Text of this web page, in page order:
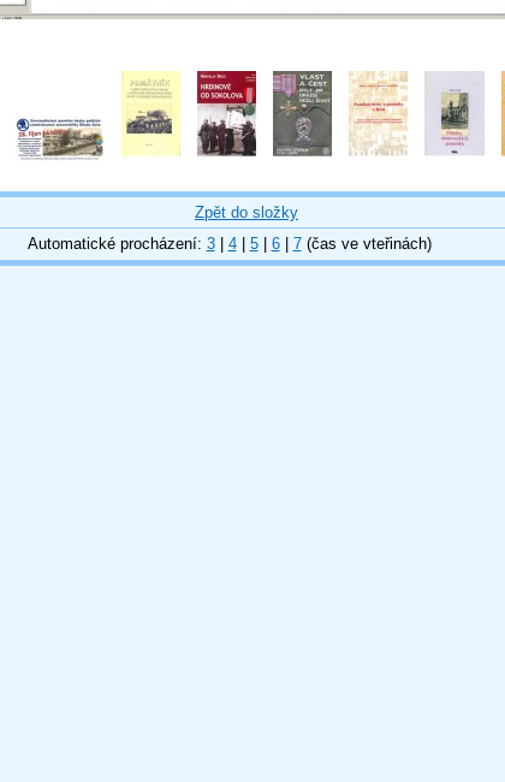
Zpět do složky
Automatické procházení: 3| 4| 5| 6| 7(čas ve vteřinách)